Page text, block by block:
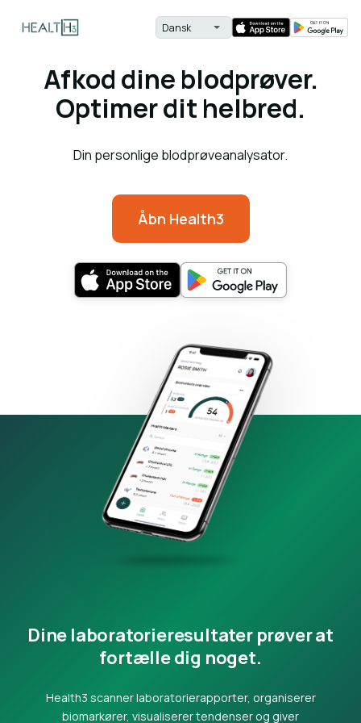
Afkod dine blodprøver.
Optimer dit helbred.
Din personlige blodprøveanalysator.
Åbn Health3
Dine laboratorieresultater prøver at
fortælle dig noget.
Health3 scanner laboratorierapporter, organiserer
biomarkører, visualiserer tendenser og giver